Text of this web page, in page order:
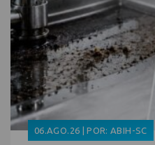
06.AGO.26 | POR: ABIH-SC